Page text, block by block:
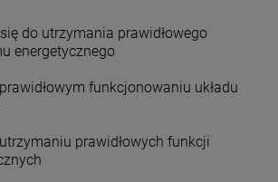
do utrzymania prawidłowego
energetycznego
funkcjonowaniu układu
prawidłowych funkcji